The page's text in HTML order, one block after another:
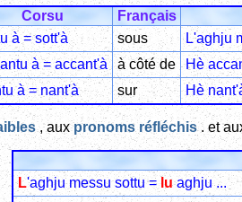
Corsu Français
à = sott'à
sous L'aghju
à = accant'à
à côté de Hè
à = nant'à
sur Hè
, auxpronoms réfléchis. et
L'aghju messu sottu = luaghju ...